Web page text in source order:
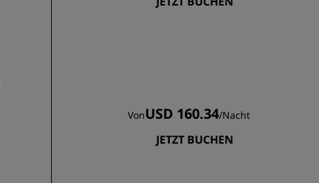
VonUSD 160.34/Nacht
JETZT BUCHEN